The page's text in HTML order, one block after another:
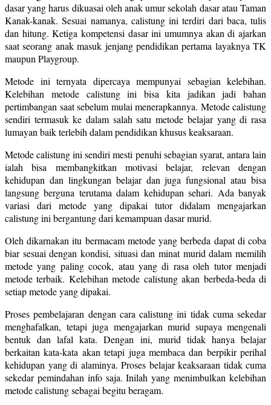
dasar yang harus dikuasai oleh anak umur sekolah dasar atau Taman
Kanak-kanak. Sesuai namanya, calistung ini terdiri dari baca, tulis
dan hitung. Ketiga kompetensi dasar ini umumnya akan di ajarkan
saat seorang anak masuk jenjang pendidikan pertama layaknya TK
maupun Playgroup.
Metode ini ternyata dipercaya mempunyai sebagian kelebihan.
Kelebihan metode calistung ini bisa kita jadikan jadi bahan
pertimbangan saat sebelum mulai menerapkannya. Metode calistung
sendiri termasuk ke dalam salah satu metode belajar yang di rasa
lumayan baik terlebih dalam pendidikan khusus keaksaraan.
Metode calistung ini sendiri mesti penuhi sebagian syarat, antara lain
ialah bisa membangkitkan motivasi belajar, relevan dengan
kehidupan dan lingkungan belajar dan juga fungsional atau bisa
langsung berguna terutama dalam kehidupan sehari. Ada banyak
variasi dari metode yang dipakai tutor didalam mengajarkan
calistung ini bergantung dari kemampuan dasar murid.
Oleh dikarnakan itu bermacam metode yang berbeda dapat di coba
biar sesuai dengan kondisi, situasi dan minat murid dalam memilih
metode yang paling cocok, atau yang di rasa oleh tutor menjadi
metode terbaik. Kelebihan metode calistung akan berbeda-beda di
setiap metode yang dipakai.
Proses pembelajaran dengan cara calistung ini tidak cuma sekedar
menghafalkan, tetapi juga mengajarkan murid supaya mengenali
bentuk dan lafal kata. Dengan ini, murid tidak hanya belajar
berkaitan kata-kata akan tetapi juga membaca dan berpikir perihal
kehidupan yang di alaminya. Proses belajar keaksaraan tidak cuma
sekedar pemindahan info saja. Inilah yang menimbulkan kelebihan
metode calistung sebagai begitu beragam.